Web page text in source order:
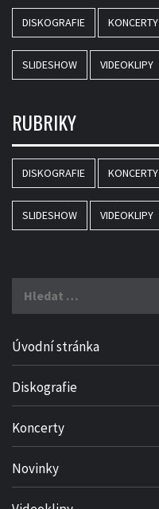
DISKOGRAFIE KONCERTY
SLIDESHOW VIDEOKLIPY
RUBRIKY
DISKOGRAFIE KONCERTY
SLIDESHOW VIDEOKLIPY
Úvodní stránka
Diskografie
Koncerty
Novinky